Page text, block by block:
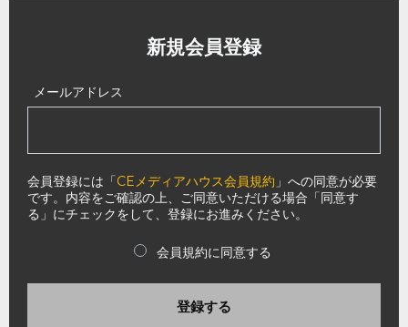
新規会員登録
メールアドレス
会員登録には「CEメディアハウス会員規約 」への同意が必要
です。内容をご確認の上、ご同意いただける場合「同意す
る」にチェックをして、登録にお進みください。
会員規約に同意する
登録する